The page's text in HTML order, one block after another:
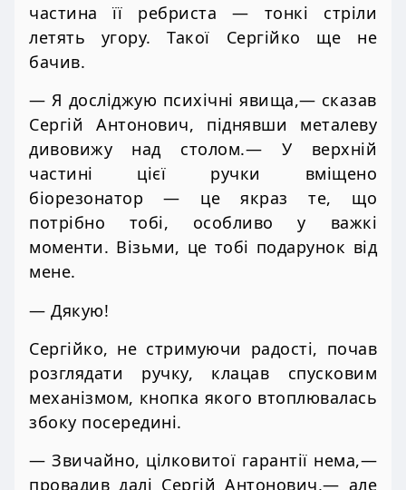
частина її ребриста — тонкі стріли
летять угору. Такої Сергійко ще не
бачив.
— Я досліджую психічні явища,— сказав
Сергій Антонович, піднявши металеву
дивовижу над столом.— У верхній
частині цієї ручки вміщено
біорезонатор — це якраз те, що
потрібно тобі, особливо у важкі
моменти. Візьми, це тобі подарунок від
мене.
— Дякую!
Сергійко, не стримуючи радості, почав
розглядати ручку, клацав спусковим
механізмом, кнопка якого втоплювалась
збоку посередині.
— Звичайно, цілковитої гарантії нема,—
провадив далі Сергій Антонович,— але